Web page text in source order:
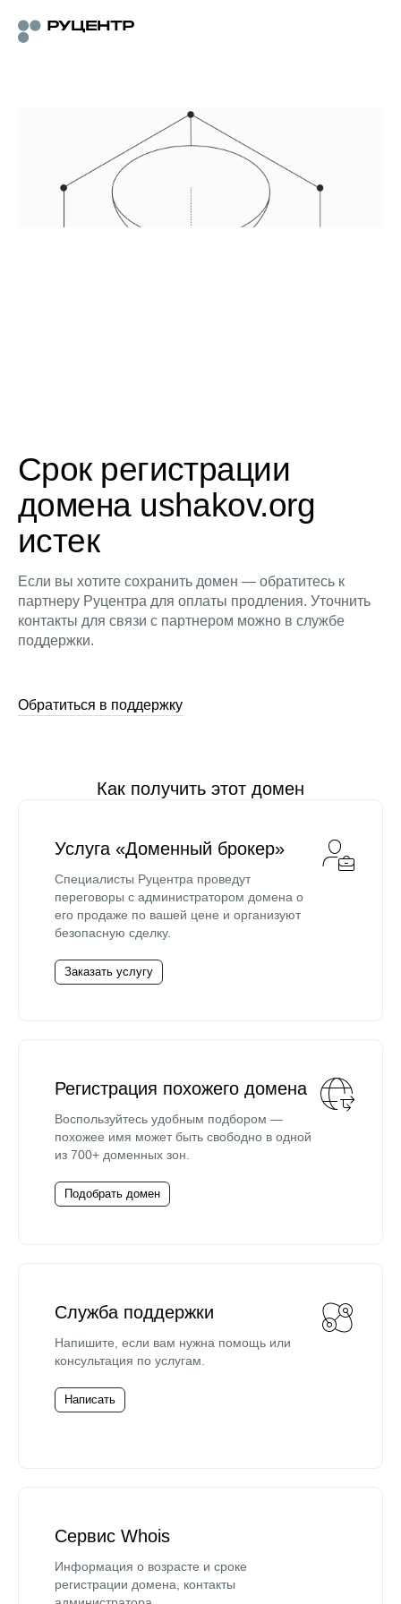
Срок регистрации
домена ushakov.org
истек
Если вы хотите сохранить домен — обратитесь к
партнеру Руцентра для оплаты продления. Уточнить
контакты для связи с партнером можно в службе
поддержки.
Обратиться в поддержку
Как получить этот домен
Услуга «Доменный брокер»
Специалисты Руцентра проведут
переговоры с администратором домена о
его продаже по вашей цене и организуют
безопасную сделку.
Заказать услугу
Регистрация похожего домена
Воспользуйтесь удобным подбором —
похожее имя может быть свободно в одной
из 700+ доменных зон.
Подобрать домен
Служба поддержки
Напишите, если вам нужна помощь или
консультация по услугам.
Написать
Сервис Whois
Информация о возрасте и сроке
регистрации домена, контакты